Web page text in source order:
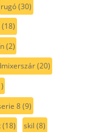
rugó(30)
(18)
(2)
(20)
8(9)
(18) skil (8)